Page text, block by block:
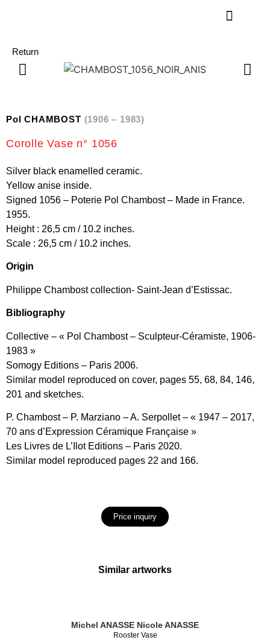
Return
Pol CHAMBOST (1906 – 1983)
Corolle Vase n° 1056
Silver black enamelled ceramic.
Yellow anise inside.
Signed 1056 – Poterie Pol Chambost – Made in France.
1955.
Height : 26,5 cm / 10.2 inches.
Scale : 26,5 cm / 10.2 inches.
Origin
Philippe Chambost collection- Saint-Jean d’Estissac.
Bibliography
Collective – « Pol Chambost – Sculpteur-Céramiste, 1906-
1983 »
Somogy Editions – Paris 2006.
Similar model reproduced on cover, pages 55, 68, 84, 146,
201 and sketches.
P. Chambost – P. Marziano – A. Serpollet – « 1947 – 2017,
70 ans d’Expression Céramique Française »
Les Livres de L’Ilot Editions – Paris 2020.
Similar model reproduced pages 22 and 166.
Price inquiry
Similar artworks
Michel ANASSE Nicole ANASSE
Rooster Vase